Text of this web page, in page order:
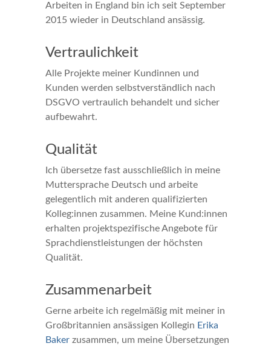
Arbeiten in England bin ich seit September
2015 wieder in Deutschland ansässig.
Vertraulichkeit
Alle Projekte meiner Kundinnen und
Kunden werden selbstverständlich nach
DSGVO vertraulich behandelt und sicher
aufbewahrt.
Qualität
Ich übersetze fast ausschließlich in meine
Muttersprache Deutsch und arbeite
gelegentlich mit anderen qualifizierten
Kolleg:innen zusammen. Meine Kund:innen
erhalten projektspezifische Angebote für
Sprachdienstleistungen der höchsten
Qualität.
Zusammenarbeit
Gerne arbeite ich regelmäßig mit meiner in
Großbritannien ansässigen Kollegin Erika
Baker zusammen, um meine Übersetzungen